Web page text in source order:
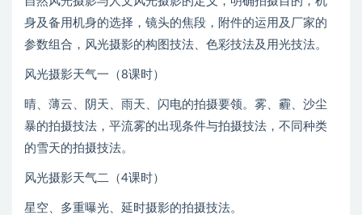
身及备用机身的选择，镜头的焦段，附件的运用及厂家的
参数组合，风光摄影的构图技法、色彩技法及用光技法。
风光摄影天气一（8课时）
晴、薄云、阴天、雨天、闪电的拍摄要领。雾、霾、沙尘
暴的拍摄技法，平流雾的出现条件与拍摄技法，不同种类
的雪天的拍摄技法。
风光摄影天气二（4课时）
星空、多重曝光、延时摄影的拍摄技法。